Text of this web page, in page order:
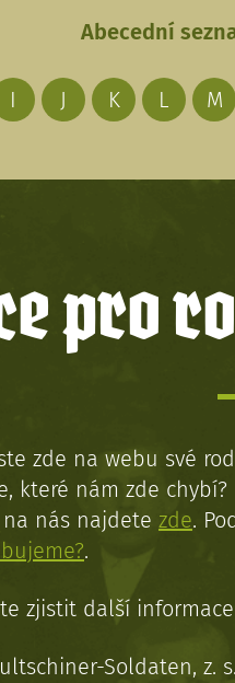
Abecední
I J K L M
pro
zde na webu své
které nám zde
nás najdete zde.
.
zjistit další
Soldaten, z.